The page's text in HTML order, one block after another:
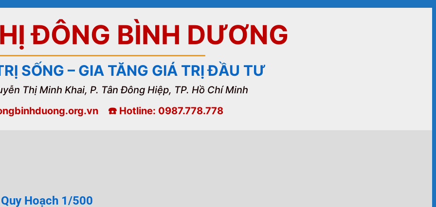
ĐÔNG BÌNH DƯƠNG
SỐNG – GIA TĂNG GIÁ TRỊ ĐẦU TƯ
Thị Minh Khai, P. Tân Đông Hiệp, TP. Hồ Chí Minh
☎️ Hotline: 0987.778.778
Hoạch 1/500